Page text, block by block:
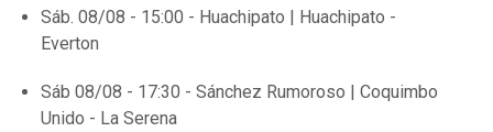
Sáb. 08/08 - 15:00 - Huachipato | Huachipato -
Everton
Sáb 08/08 - 17:30 - Sánchez Rumoroso | Coquimbo
Unido - La Serena